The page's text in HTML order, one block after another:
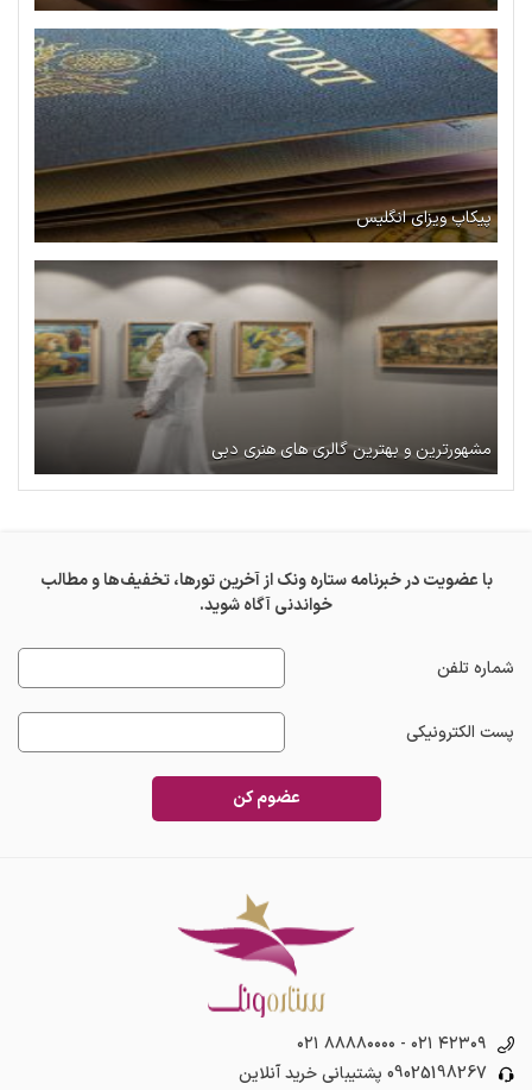
پیکاپ ویزای انگلیس
مشهورترین و بهترین گالری های هنری دبی
با عضویت در خبرنامه ستاره ونک از آخرین تورها، تخفیف‌ها و مطالب
خواندنی آگاه شوید.
شماره تلفن
پست الکترونیکی
عضوم کن
۰۲۱ ۸۸۸۸۰۰۰۰ - ۰۲۱ ۴۲۳۰۹
09025198267 پشتیبانی خرید آنلاین